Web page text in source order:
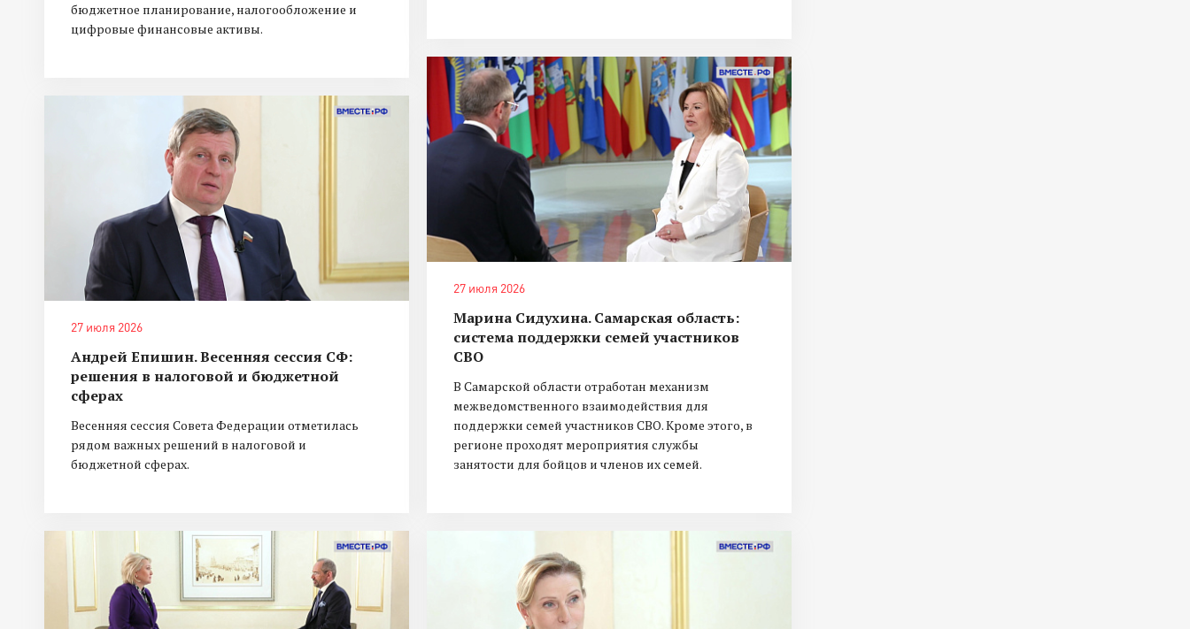
бюджетное планирование, налогообложение и
цифровые финансовые активы.
27 июля 2026
Андрей Епишин. Весенняя сессия СФ:
решения в налоговой и бюджетной
сферах
Весенняя сессия Совета Федерации отметилась
рядом важных решений в налоговой и
бюджетной сферах.
27 июля 2026
Марина Сидухина. Самарская область:
система поддержки семей участников
СВО
В Самарской области отработан механизм
межведомственного взаимодействия для
поддержки семей участников СВО. Кроме этого, в
регионе проходят мероприятия службы
занятости для бойцов и членов их семей.